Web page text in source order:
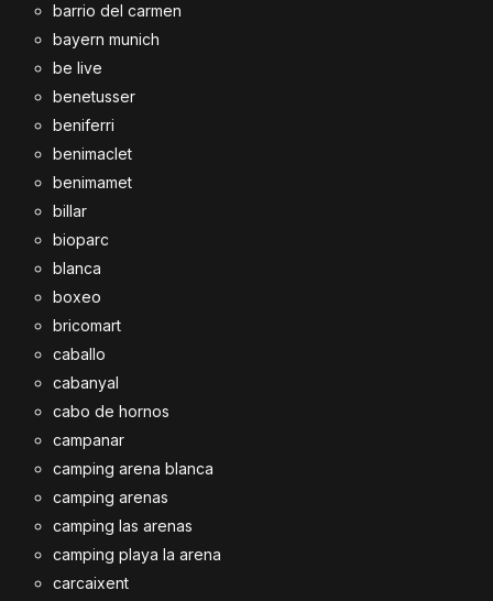
barrio del carmen
bayern munich
be live
benetusser
beniferri
benimaclet
benimamet
billar
bioparc
blanca
boxeo
bricomart
caballo
cabanyal
cabo de hornos
campanar
camping arena blanca
camping arenas
camping las arenas
camping playa la arena
carcaixent